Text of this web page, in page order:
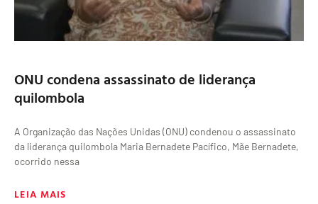
ONU condena assassinato de liderança
quilombola
A Organização das Nações Unidas (ONU) condenou o assassinato
da liderança quilombola Maria Bernadete Pacífico, Mãe Bernadete,
ocorrido nessa
LEIA MAIS